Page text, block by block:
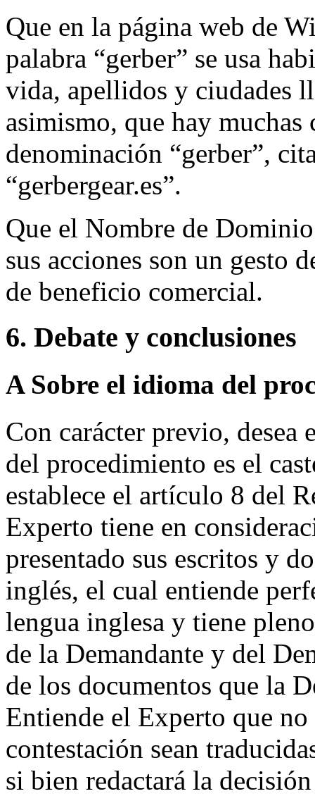
Que en la página web de
palabra “gerber” se usa
vida, apellidos y ciudades
asimismo, que hay muchas
denominación “gerber”,
“gerbergear.es”.
Que el Nombre de
sus acciones son un gesto
de beneficio comercial.
6. Debate y conclusiones
A Sobre el idioma del
Con carácter previo,
del procedimiento es el
establece el artículo 8 del
Experto tiene en
presentado sus escritos y
inglés, el cual entiende
lengua inglesa y tiene
de la Demandante y del
de los documentos que la
Entiende el Experto que no
contestación sean
si bien redactará la